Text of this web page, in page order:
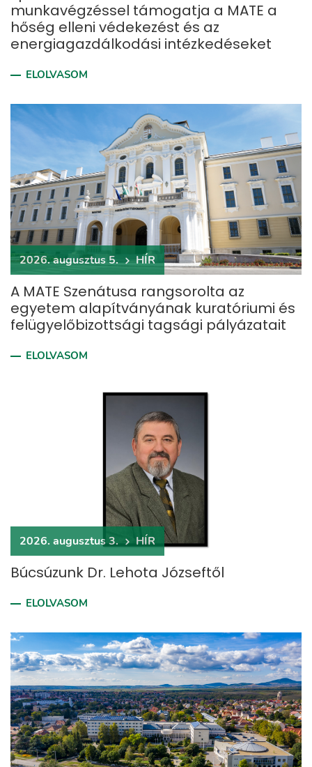
munkavégzéssel támogatja a MATE a
hőség elleni védekezést és az
energiagazdálkodási intézkedéseket
ELOLVASOM
2026. augusztus 5. HÍR
A MATE Szenátusa rangsorolta az
egyetem alapítványának kuratóriumi és
felügyelőbizottsági tagsági pályázatait
ELOLVASOM
2026. augusztus 3. HÍR
Búcsúzunk Dr. Lehota Józseftől
ELOLVASOM